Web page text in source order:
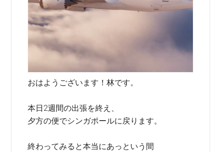
おはようございます！林です。
本日2週間の出張を終え、
夕方の便でシンガポールに戻ります。
終わってみると本当にあっという間